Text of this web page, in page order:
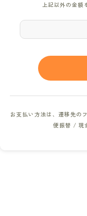
上記以外の金
お支払い方法は、遷移先の
便振替 / 現